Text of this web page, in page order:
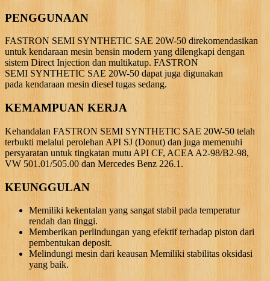
PENGGUNAAN
FASTRON SEMI SYNTHETIC SAE 20W-50 direkomendasikan
untuk kendaraan mesin bensin modern yang dilengkapi dengan
sistem Direct Injection dan multikatup. FASTRON
SEMI SYNTHETIC SAE 20W-50 dapat juga digunakan
pada kendaraan mesin diesel tugas sedang.
KEMAMPUAN KERJA
Kehandalan FASTRON SEMI SYNTHETIC SAE 20W-50 telah
terbukti melalui perolehan API SJ (Donut) dan juga memenuhi
persyaratan untuk tingkatan mutu API CF, ACEA A2-98/B2-98,
VW 501.01/505.00 dan Mercedes Benz 226.1.
KEUNGGULAN
Memiliki kekentalan yang sangat stabil pada temperatur
rendah dan tinggi.
Memberikan perlindungan yang efektif terhadap piston dari
pembentukan deposit.
Melindungi mesin dari keausan Memiliki stabilitas oksidasi
yang baik.